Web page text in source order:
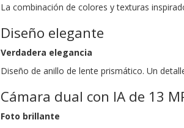
La combinación de colores y texturas
Diseño elegante
Verdadera elegancia
Diseño de anillo de lente prismático. Un
Cámara dual con IA de 13
Foto brillante